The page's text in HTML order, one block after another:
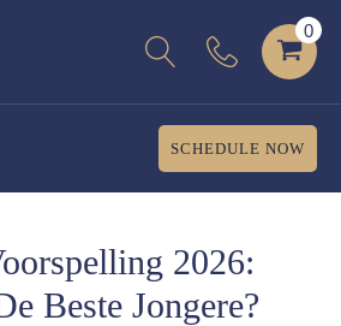
SCHEDULE NOW
2026:
Beste Jongere?